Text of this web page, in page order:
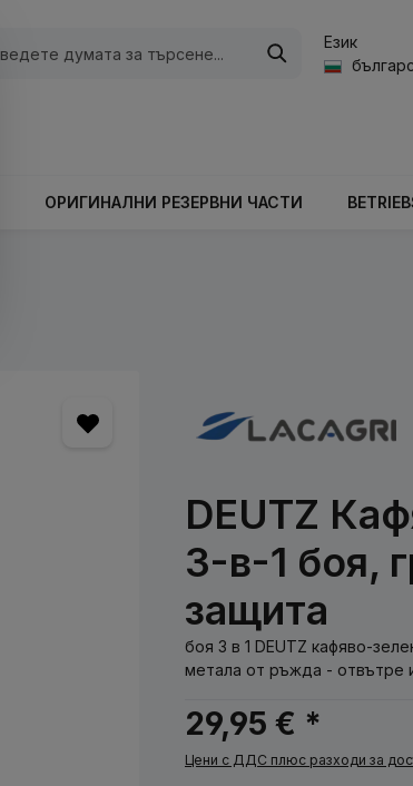
Език
ОРИГИНАЛНИ РЕЗЕРВНИ ЧАСТИ
DEUTZ
3-в-1 боя,
защита
боя 3 в 1 DEUTZ кафяво-
метала от ръжда - отвътре
29,95 € *
Цени с ДДС плюс разходи за